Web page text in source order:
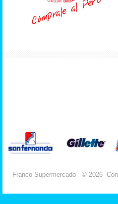
Franco Supermercado © 2026